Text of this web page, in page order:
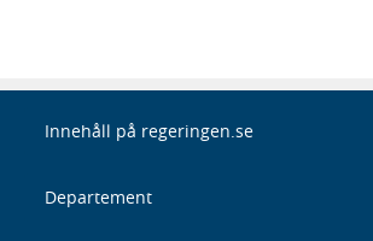
Innehåll på regeringen.se
Departement